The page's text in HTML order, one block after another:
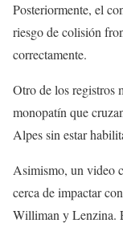
Posteriormente, el
riesgo de colisión
correctamente.
Otro de los registros
monopatín que
Alpes sin estar
Asimismo, un video
cerca de impactar
Williman y Lenzina.